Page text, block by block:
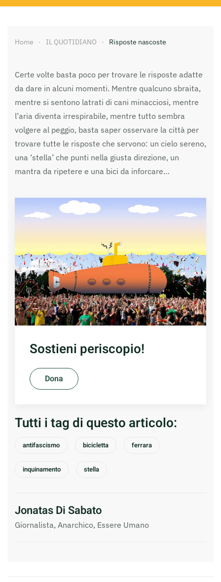
Home IL QUOTIDIANO Risposte nascoste
Certe volte basta poco per trovare le risposte adatte
da dare in alcuni momenti. Mentre qualcuno sbraita,
mentre si sentono latrati di cani minacciosi, mentre
l’aria diventa irrespirabile, mentre tutto sembra
volgere al peggio, basta saper osservare la città per
trovare tutte le risposte che servono: un cielo sereno,
una ‘stella’ che punti nella giusta direzione, un
mantra da ripetere e una bici da inforcare…
Sostieni periscopio!
Dona
Tutti i tag di questo articolo:
antifascismo bicicletta ferrara
inquinamento stella
Jonatas Di Sabato
Giornalista, Anarchico, Essere Umano